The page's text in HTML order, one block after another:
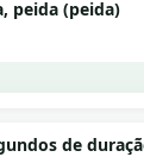
peida (peida)
de